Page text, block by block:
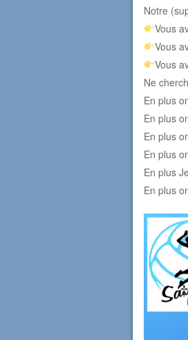
Notre
Vous
Vous
Vous
Ne
En plus
En plus
En plus
En plus
En plus
En plus